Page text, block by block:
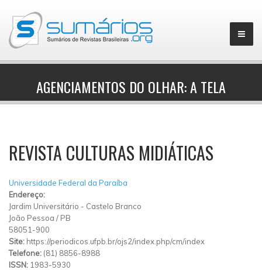
▼
AGENCIAMENTOS DO OLHAR: A TELA
REVISTA CULTURAS MIDIÁTICAS
Universidade Federal da Paraíba
Endereço:
Jardim Universitário - Castelo Branco
João Pessoa / PB
58051-900
Site: https://periodicos.ufpb.br/ojs2/index.php/cm/index
Telefone: (81) 8856-8988
ISSN: 1983-5930